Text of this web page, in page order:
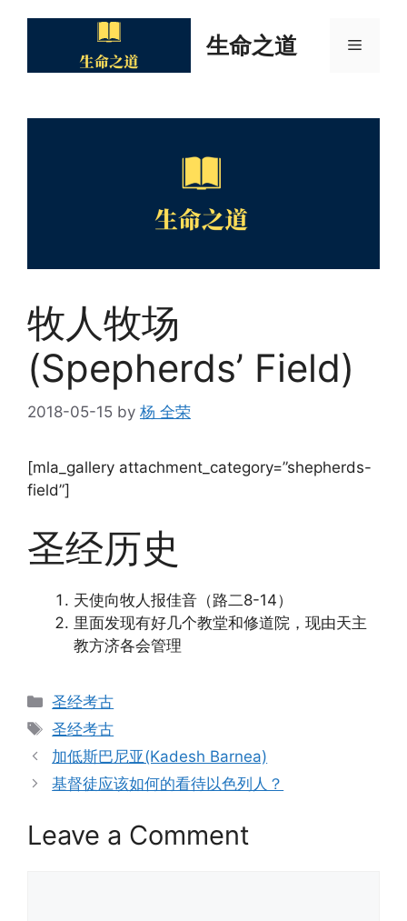
生命之道 Menu
牧人牧场
(Spepherds’ Field)
2018-05-15 by 杨 全荣
[mla_gallery attachment_category=”shepherds-
field”]
圣经历史
天使向牧人报佳音（路二8-14）
里面发现有好几个教堂和修道院，现由天主
教方济各会管理
Categories
圣经考古
Tags
圣经考古
加低斯巴尼亚(Kadesh Barnea)
基督徒应该如何的看待以色列人？
Leave a Comment